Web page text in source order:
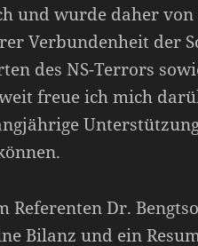
und wurde daher
Verbundenheit der
des NS-Terrors
freue ich mich
Referenten Dr.
Bilanz und ein